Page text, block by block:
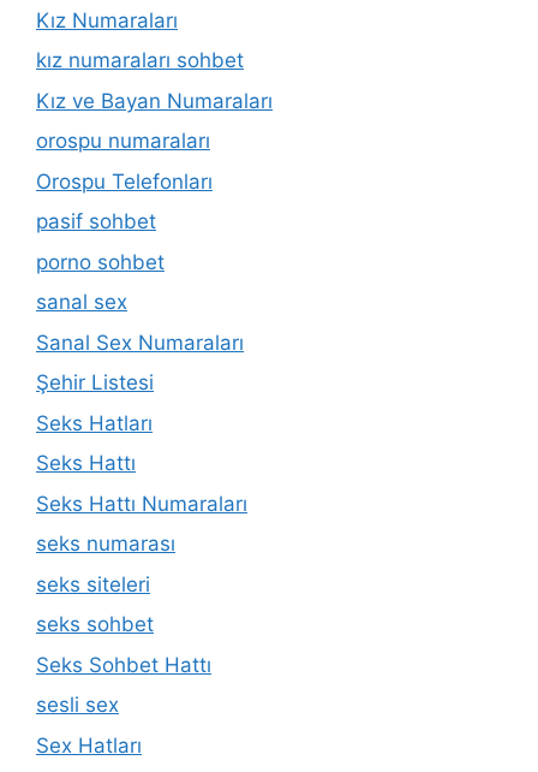
Kız Numaraları
kız numaraları sohbet
Kız ve Bayan Numaraları
orospu numaraları
Orospu Telefonları
pasif sohbet
porno sohbet
sanal sex
Sanal Sex Numaraları
Şehir Listesi
Seks Hatları
Seks Hattı
Seks Hattı Numaraları
seks numarası
seks siteleri
seks sohbet
Seks Sohbet Hattı
sesli sex
Sex Hatları